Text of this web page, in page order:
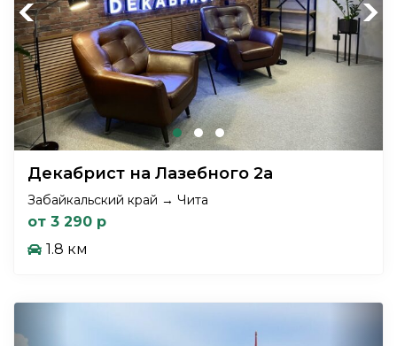
Previous Next
Декабрист на Лазебного 2а
Забайкальский край → Чита
от 3 290 р
1.8 км